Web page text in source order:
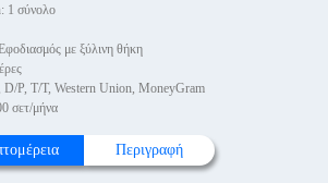
1 σύνολο
με ξύλινη θήκη
P, T/T, Western Union, MoneyGram
σετ/μήνα
Περιγραφή